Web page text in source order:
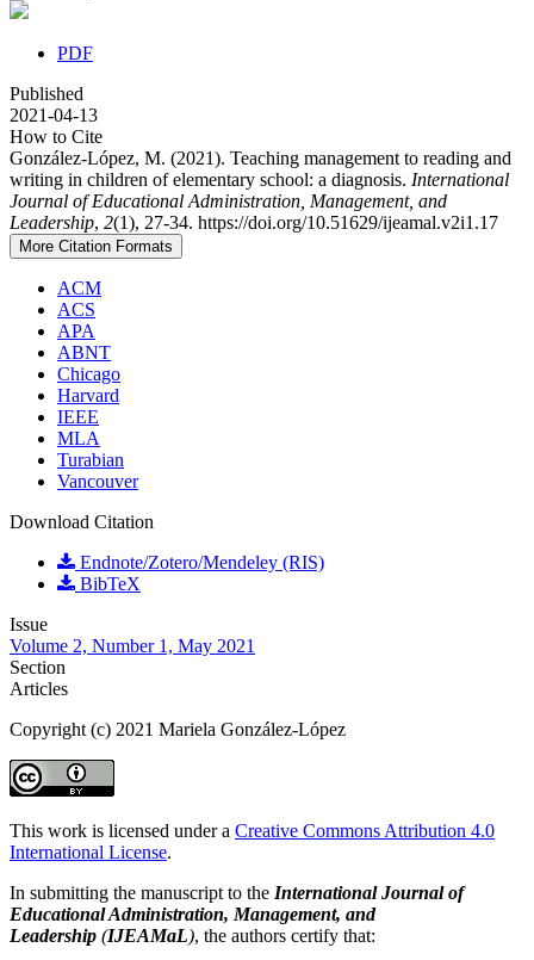
PDF
Published
2021-04-13
How to Cite
González-López, M. (2021). Teaching management to reading and
writing in children of elementary school: a diagnosis. International
Journal of Educational Administration, Management, and
Leadership, 2(1), 27-34. https://doi.org/10.51629/ijeamal.v2i1.17
More Citation Formats
ACM
ACS
APA
ABNT
Chicago
Harvard
IEEE
MLA
Turabian
Vancouver
Download Citation
Endnote/Zotero/Mendeley (RIS)
BibTeX
Issue
Volume 2, Number 1, May 2021
Section
Articles
Copyright (c) 2021 Mariela González-López
This work is licensed under a Creative Commons Attribution 4.0
International License.
In submitting the manuscript to the International Journal of
Educational Administration, Management, and
Leadership (IJEAMaL), the authors certify that: